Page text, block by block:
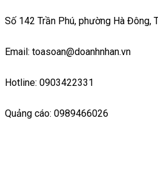
Số 142 Trần Phú, phường Hà Đông,
Email: toasoan@doanhnhan.vn
Hotline: 0903422331
Quảng cáo: 0989466026